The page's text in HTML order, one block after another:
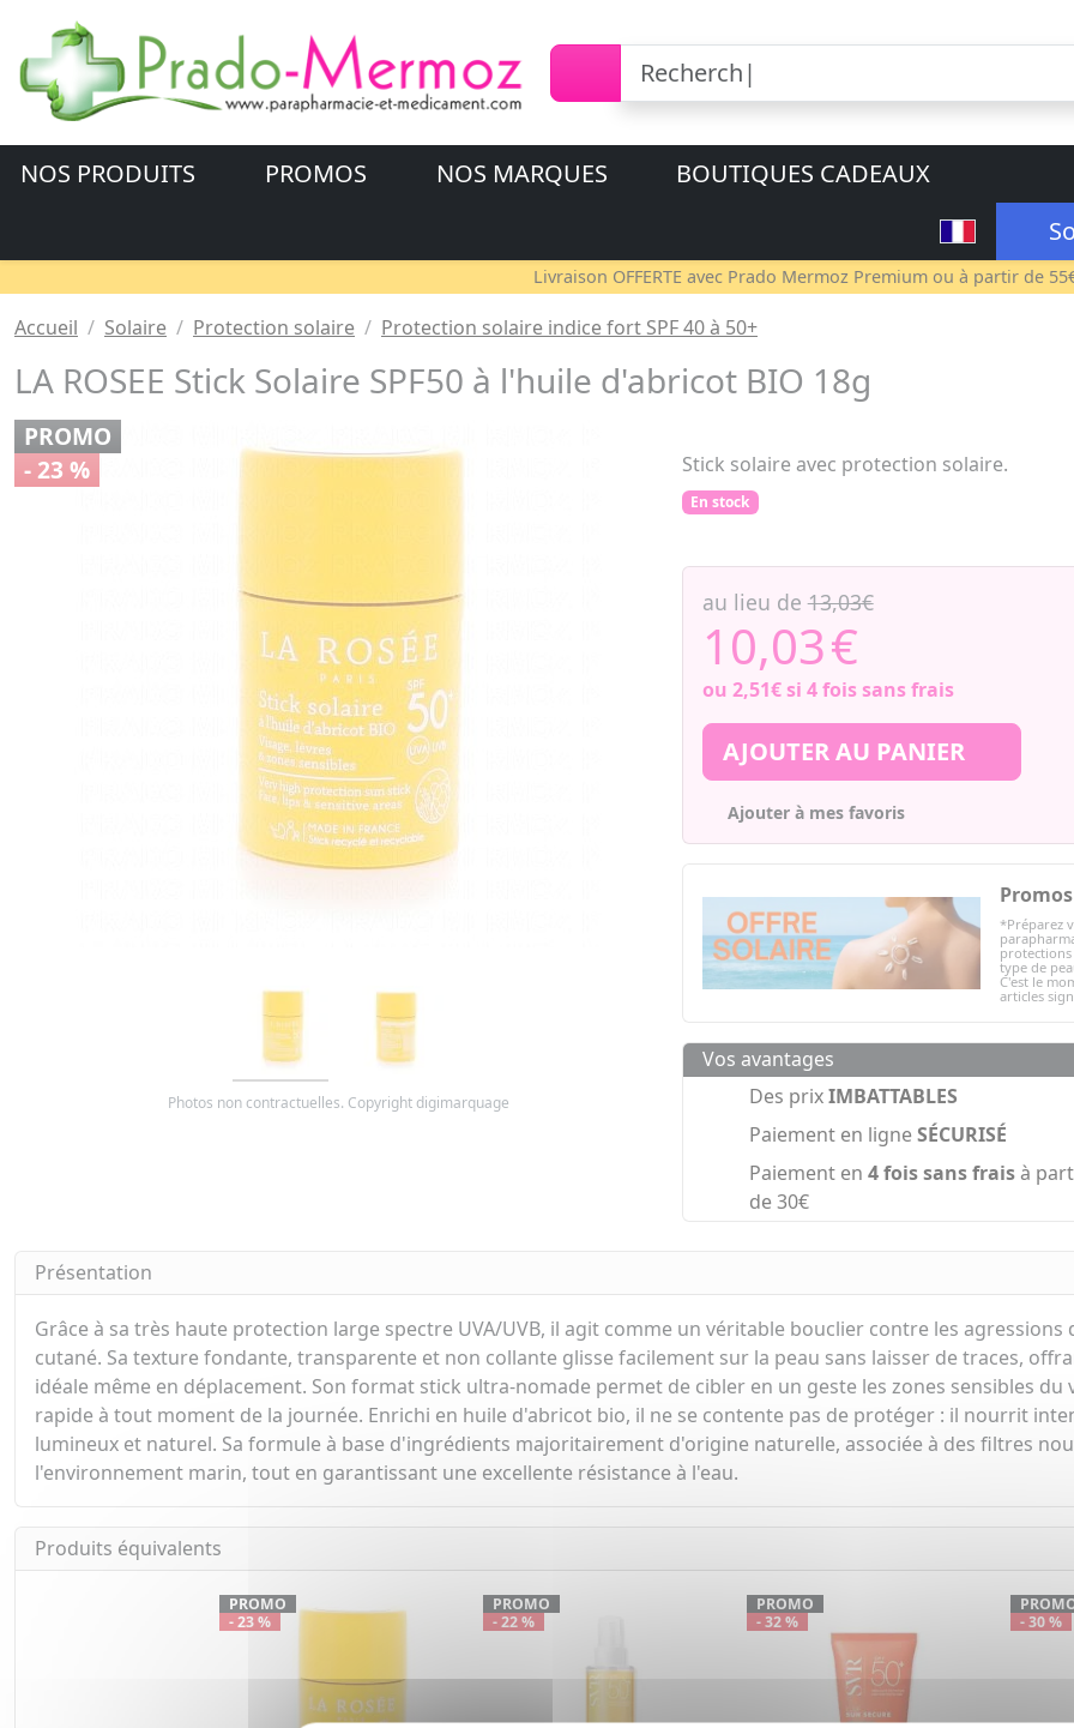
NOS PRODUITS PROMOS NOS MARQUES
BOUTIQUES CADEAUX
Livraison OFFERTE avec Prado Mermoz Premium ou à partir de
Accueil Solaire Protection solaire Protection solaire indice fort SPF 40 à 50+
LA ROSEE Stick Solaire SPF50 à l'huile d'abricot BIO 18g
PROMO
- 23 %
Photos non contractuelles. Copyright digimarquage
Stick solaire avec protection solaire.
En stock
au lieu de13,03€
10,03€
ou 2,51€si 4 fois sans frais
AJOUTER AU PANIER
Ajouter à mes favoris
*Préparez
type de
C'est le
articles
Vos avantages
Des prixIMBATTABLES
Paiement en ligneSÉCURISÉ
Paiement en 4 fois sans fraisà
de 30€
Présentation
Grâce à sa très haute protection large spectre UVA/UVB, il agit comme un véritable bouclier contre les
cutané. Sa texture fondante, transparente et non collante glisse facilement sur la peau sans laisser de traces,
idéale même en déplacement. Son format stick ultra-nomade permet de cibler en un geste les zones sensibles
rapide à tout moment de la journée. Enrichi en huile d'abricot bio, il ne se contente pas de protéger : il nourrit
lumineux et naturel. Sa formule à base d'ingrédients majoritairement d'origine naturelle, associée à des filtres
l'environnement marin, tout en garantissant une excellente résistance à l'eau.
Produits équivalents
PROMO
- 23 %
PROMO
- 22 %
PROMO
- 32 %
- 30 %